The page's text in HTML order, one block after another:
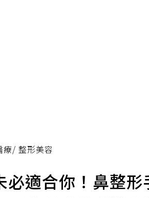
療/ 整形美容
必適合你！鼻整